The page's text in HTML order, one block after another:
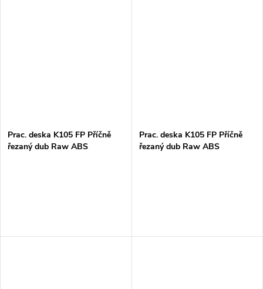
Prac. deska K105 FP Příčně
řezaný dub Raw ABS
Prac. deska K105 FP Příčně
řezaný dub Raw ABS